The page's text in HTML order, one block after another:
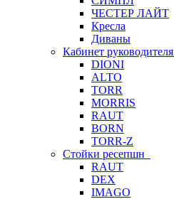
ЧЕСТЕР ЛАЙТ
Кресла
Диваны
Кабинет руководителя
DIONI
ALTO
TORR
MORRIS
RAUT
BORN
TORR-Z
Стойки ресепшн
RAUT
DEX
IMAGO